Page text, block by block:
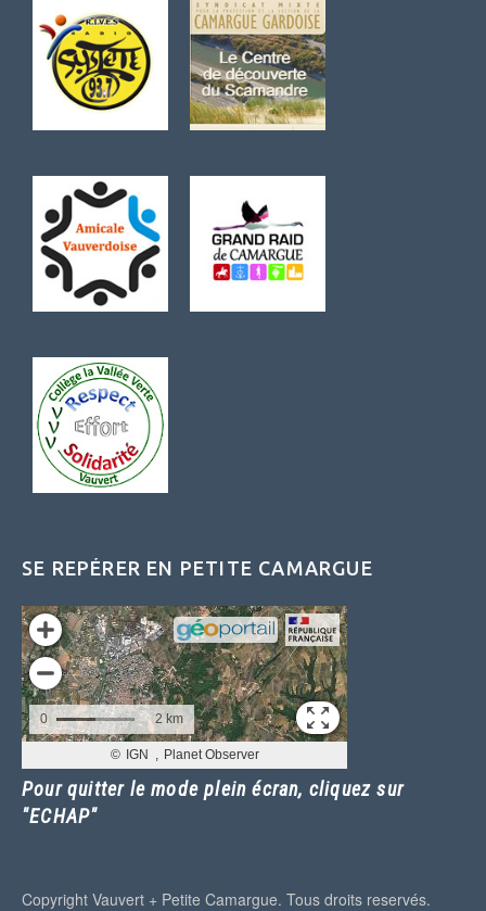
SE REPÉRER EN PETITE CAMARGUE
Pour quitter le mode plein écran, cliquez sur
"ECHAP"
Copyright Vauvert + Petite Camargue. Tous droits reservés.